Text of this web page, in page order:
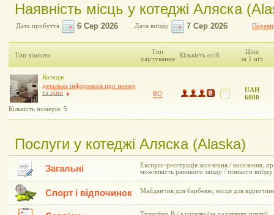
Наявність місць у котеджі Аляска
Дата прибуття Дата виїзду
Тип кімнати
Тип
харчування
Кількість осіб
Ціна
за 1 ніч
Котедж
детальна інформація про номер
та ціни
Кількість номерів: 5
RO
UAH
6000
Послуги у котеджі Аляска (Alaska)
Загальні
Експрес-реєстрація заселення / виселення,
можливість раннього заїзду / пізнього
Спорт і відпочинок Майданчик для барбекю, місця для